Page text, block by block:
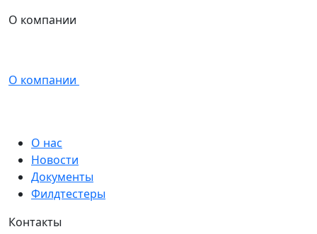
О компании
О компании
О нас
Новости
Документы
Филдтестеры
Контакты